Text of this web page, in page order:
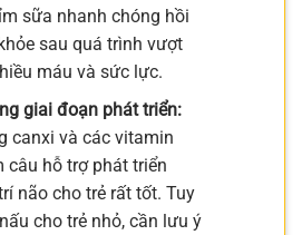
sữa nhanh chóng hồi
sau quá trình vượt
máu và sức lực.
giai đoạn phát triển:
canxi và các vitamin
câu hỗ trợ phát triển
não cho trẻ rất tốt. Tuy
cho trẻ nhỏ, cần lưu ý